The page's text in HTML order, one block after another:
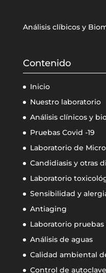
Análisis clíbicos y
Contenido
Inicio
Nuestro laboratorio
Análisis clínicos y
Pruebas Covid -19
Laboratorio de
Candidiasis y otras
Laboratorio
Sensibilidad y
Antiaging
Laboratorio pruebas
Análisis de aguas
Calidad ambiental
Control de